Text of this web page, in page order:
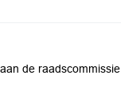
de raadscommissie